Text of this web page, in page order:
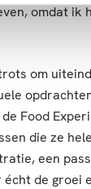
omdat ik
om
Food
die ze
een
de groei